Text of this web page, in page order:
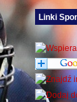
Linki